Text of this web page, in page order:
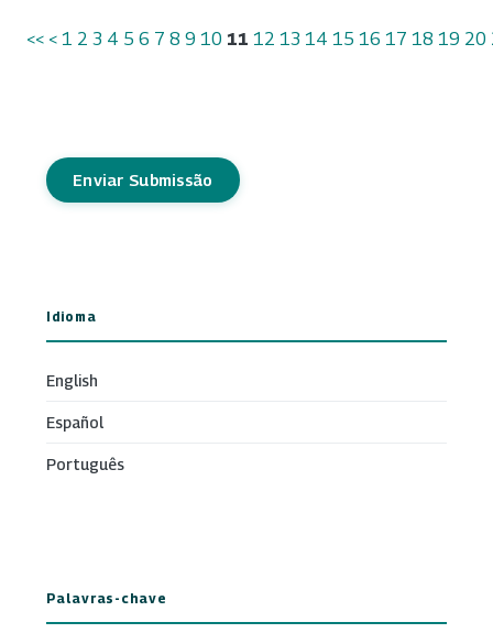
<< < 1 2 3 4 5 6 7 8 9 10 11 12 13 14 15 16 17 18 19 20
Enviar Submissão
Idioma
English
Español
Português
Palavras-chave